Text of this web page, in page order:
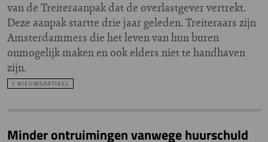
van de Treiteraanpak dat de overlastgever vertrekt.
Deze aanpak startte drie jaar geleden. Treiteraars zijn
Amsterdammers die het leven van hun buren
onmogelijk maken en ook elders niet te handhaven
zijn.
1 NIEUWSARTIKEL
Minder ontruimingen vanwege huurschuld